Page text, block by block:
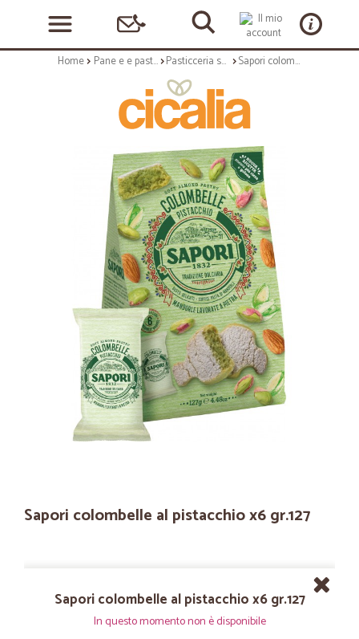
Home Pane e e pasticceria Pasticceria secca Sapori colombelle al pistacchio x6 gr.127
Sapori colombelle al pistacchio x6 gr.127
Sapori colombelle al pistacchio x6 gr.127
In questo momento non è disponibile